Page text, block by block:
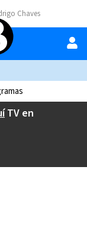
Chaves
TV en